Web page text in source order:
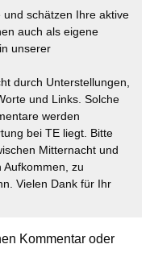
schätzen Ihre aktive
auch als eigene
unserer
durch Unterstellungen,
und Links. Solche
werden
bei TE liegt. Bitte
Mitternacht und
zu
Vielen Dank für Ihr
Kommentar oder